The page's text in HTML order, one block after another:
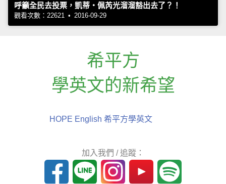
呼籲全民去投票，凱蒂‧佩芮光溜溜豁出去了？！
觀看次數：22621 • 2016-09-29
希平方
學英文的新希望
HOPE English 希平方學英文
加入我們 / 追蹤：